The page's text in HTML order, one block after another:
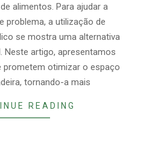
alimentos. Para ajudar a
problema, a utilização de
se mostra uma alternativa
Neste artigo, apresentamos
prometem otimizar o espaço
tornando-a mais
READING